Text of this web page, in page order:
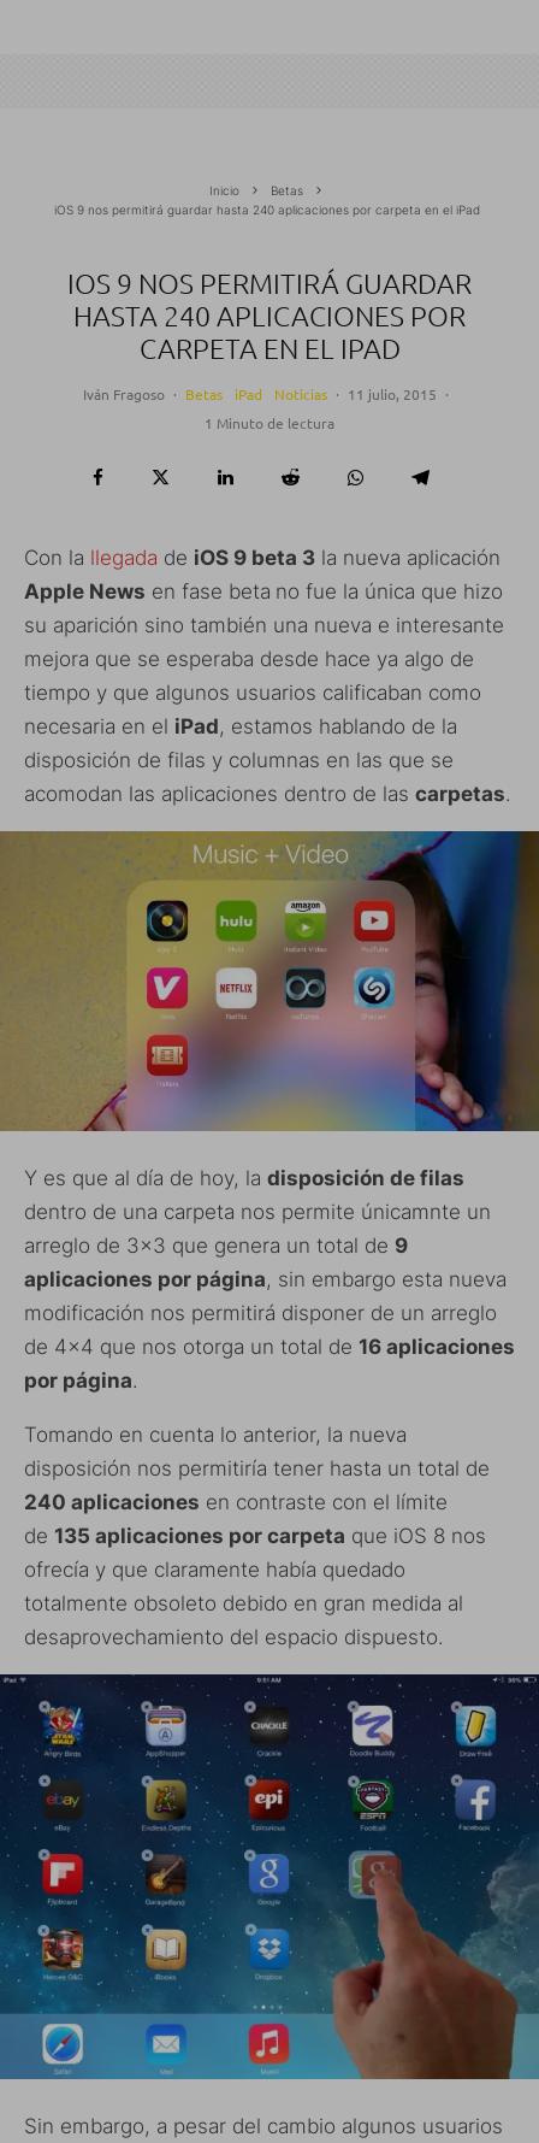
Inicio
Betas
iOS 9 nos permitirá guardar hasta 240 aplicaciones por carpeta en el iPad
IOS 9 NOS PERMITIRÁ GUARDAR
HASTA 240 APLICACIONES POR
CARPETA EN EL IPAD
Iván Fragoso · Betas iPad Noticias · 11 julio, 2015 ·
1 Minuto de lectura
Con la llegada de iOS 9 beta 3 la nueva aplicación
Apple News en fase beta no fue la única que hizo
su aparición sino también una nueva e interesante
mejora que se esperaba desde hace ya algo de
tiempo y que algunos usuarios calificaban como
necesaria en el iPad, estamos hablando de la
disposición de filas y columnas en las que se
acomodan las aplicaciones dentro de las carpetas.
Y es que al día de hoy, la disposición de filas
dentro de una carpeta nos permite únicamnte un
arreglo de 3×3 que genera un total de 9
aplicaciones por página, sin embargo esta nueva
modificación nos permitirá disponer de un arreglo
de 4×4 que nos otorga un total de 16 aplicaciones
por página.
Tomando en cuenta lo anterior, la nueva
disposición nos permitiría tener hasta un total de
240 aplicaciones en contraste con el límite
de 135 aplicaciones por carpeta que iOS 8 nos
ofrecía y que claramente había quedado
totalmente obsoleto debido en gran medida al
desaprovechamiento del espacio dispuesto.
Sin embargo, a pesar del cambio algunos usuarios